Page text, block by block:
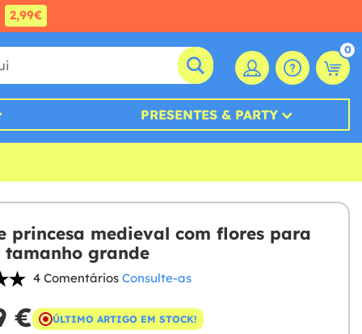
2,99€
0
PRESENTES & PARTY
princesa medieval com flores para
tamanho grande
4 Comentários Consulte-as
€ ÚLTIMO ARTIGO EM STOCK!